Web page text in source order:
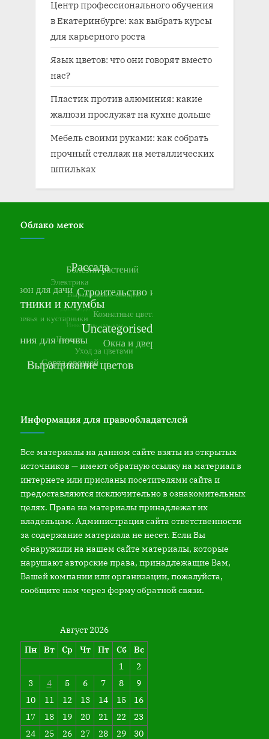
Центр профессионального обучения
в Екатеринбурге: как выбрать курсы
для карьерного роста
Язык цветов: что они говорят вместо
нас?
Пластик против алюминия: какие
жалюзи прослужат на кухне дольше
Мебель своими руками: как собрать
прочный стеллаж на металлических
шпильках
Облако меток
Информация для правообладателей
Все материалы на данном сайте взяты из открытых
источников — имеют обратную ссылку на материал в
интернете или присланы посетителями сайта и
предоставляются исключительно в ознакомительных
целях. Права на материалы принадлежат их
владельцам. Администрация сайта ответственности
за содержание материала не несет. Если Вы
обнаружили на нашем сайте материалы, которые
нарушают авторские права, принадлежащие Вам,
Вашей компании или организации, пожалуйста,
сообщите нам через форму обратной связи.
Август 2026
Пн
Вт Ср Чт Пт Сб
Вс
1
2
3
4 5 6 7 8
9
10
11 12 13 14 15
16
17
18 19 20 21 22
23
24
25 26 27 28 29 30